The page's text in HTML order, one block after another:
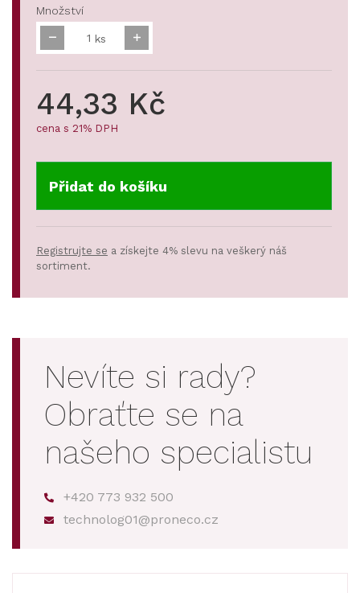
Množství
ks
44,33 Kč
cena s 21% DPH
Přidat do košíku
Registrujte se a získejte 4% slevu na veškerý náš
sortiment.
Nevíte si rady?
Obraťte se na
našeho specialistu
+420 773 932 500
technolog01@proneco.cz